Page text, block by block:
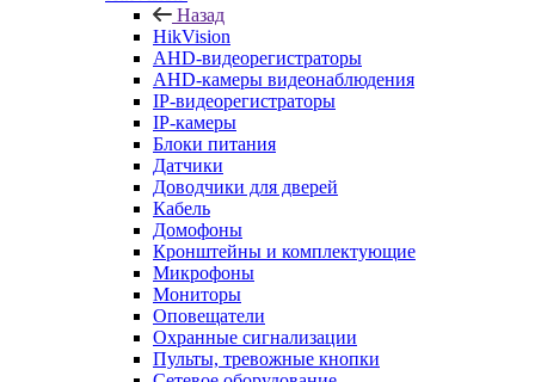
Назад
HikVision
AHD-видеорегистраторы
AHD-камеры видеонаблюдения
IP-видеорегистраторы
IP-камеры
Блоки питания
Датчики
Доводчики для дверей
Кабель
Домофоны
Кронштейны и комплектующие
Микрофоны
Мониторы
Оповещатели
Охранные сигнализации
Пульты, тревожные кнопки